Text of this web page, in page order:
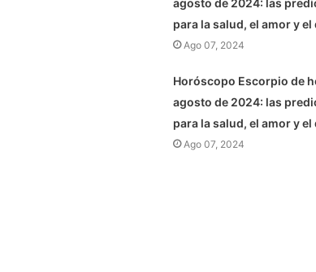
para la salud, el amor y el
Ago 07, 2024
Horóscopo Escorpio de
agosto de 2024: las
para la salud, el amor y el
Ago 07, 2024